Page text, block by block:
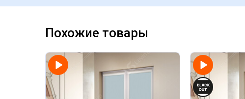
Похожие товары